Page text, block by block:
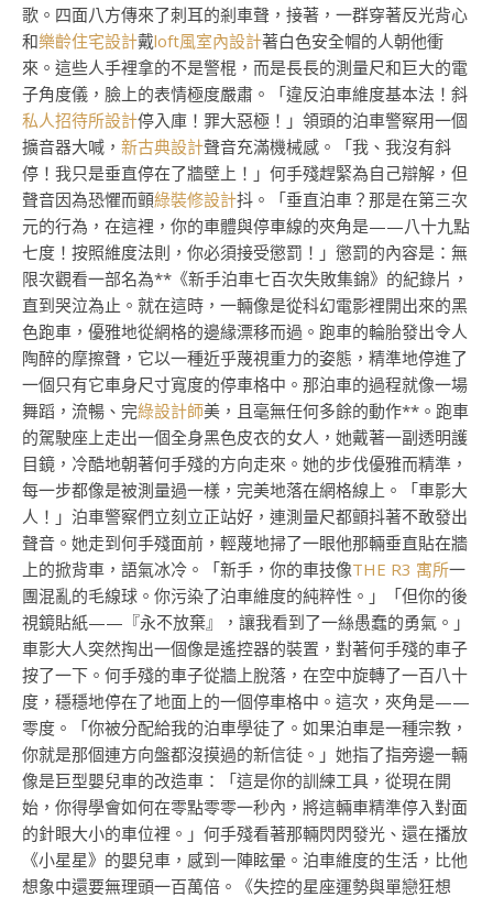
歌。四面八方傳來了刺耳的剎車聲，接著，一群穿著反光背心
和樂齡住宅設計戴loft風室內設計著白色安全帽的人朝他衝
來。這些人手裡拿的不是警棍，而是長長的測量尺和巨大的電
子角度儀，臉上的表情極度嚴肅。「違反泊車維度基本法！斜
私人招待所設計停入庫！罪大惡極！」領頭的泊車警察用一個
擴音器大喊， 新古典設計聲音充滿機械感。「我、我沒有斜
停！我只是垂直停在了牆壁上！」何手殘趕緊為自己辯解，但
聲音因為恐懼而顫綠裝修設計抖。「垂直泊車？那是在第三次
元的行為，在這裡，你的車體與停車線的夾角是——八十九點
七度！按照維度法則，你必須接受懲罰！」懲罰的內容是：無
限次觀看一部名為**《新手泊車七百次失敗集錦》的紀錄片，
直到哭泣為止。就在這時，一輛像是從科幻電影裡開出來的黑
色跑車，優雅地從網格的邊緣漂移而過。跑車的輪胎發出令人
陶醉的摩擦聲，它以一種近乎蔑視重力的姿態，精準地停進了
一個只有它車身尺寸寬度的停車格中。那泊車的過程就像一場
舞蹈，流暢、完綠設計師美，且毫無任何多餘的動作**。跑車
的駕駛座上走出一個全身黑色皮衣的女人，她戴著一副透明護
目鏡，冷酷地朝著何手殘的方向走來。她的步伐優雅而精準，
每一步都像是被測量過一樣，完美地落在網格線上。「車影大
人！」泊車警察們立刻立正站好，連測量尺都顫抖著不敢發出
聲音。她走到何手殘面前，輕蔑地掃了一眼他那輛垂直貼在牆
上的掀背車，語氣冰冷。「新手，你的車技像THE R3 寓所一
團混亂的毛線球。你污染了泊車維度的純粹性。」「但你的後
視鏡貼紙——『永不放棄』，讓我看到了一絲愚蠢的勇氣。」
車影大人突然掏出一個像是遙控器的裝置，對著何手殘的車子
按了一下。何手殘的車子從牆上脫落，在空中旋轉了一百八十
度，穩穩地停在了地面上的一個停車格中。這次，夾角是——
零度。「你被分配給我的泊車學徒了。如果泊車是一種宗教，
你就是那個連方向盤都沒摸過的新信徒。」她指了指旁邊一輛
像是巨型嬰兒車的改造車：「這是你的訓練工具，從現在開
始，你得學會如何在零點零零一秒內，將這輛車精準停入對面
的針眼大小的車位裡。」何手殘看著那輛閃閃發光、還在播放
《小星星》的嬰兒車，感到一陣眩暈。泊車維度的生活，比他
想象中還要無理頭一百萬倍。《失控的星座運勢與單戀狂想